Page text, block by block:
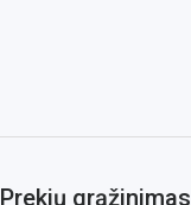
Prekių grąžinimas